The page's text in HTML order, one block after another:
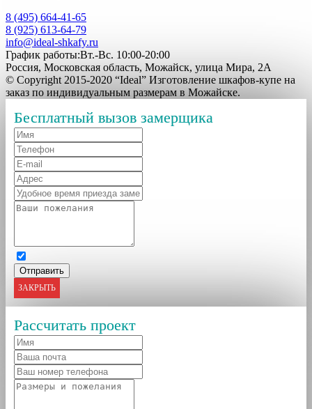
8 (495) 664-41-65
8 (925) 613-64-79
info@ideal-shkafy.ru
График работы:Вт.-Вс. 10:00-20:00
Россия, Московская область, Можайск, улица Мира, 2А
© Copyright 2015-2020 “Ideal” Изготовление шкафов-купе на
заказ по индивидуальным размерам в Можайске.
Бесплатный вызов замерщика
ЗАКРЫТЬ
Рассчитать проект